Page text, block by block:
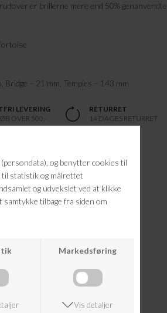
er brillerne mere end 50% genanvendte
Bridge – 21 mm, Temples – 143 mm
LEVERING
OVER 500,-
RETURRET
14 DAGES RETURRET